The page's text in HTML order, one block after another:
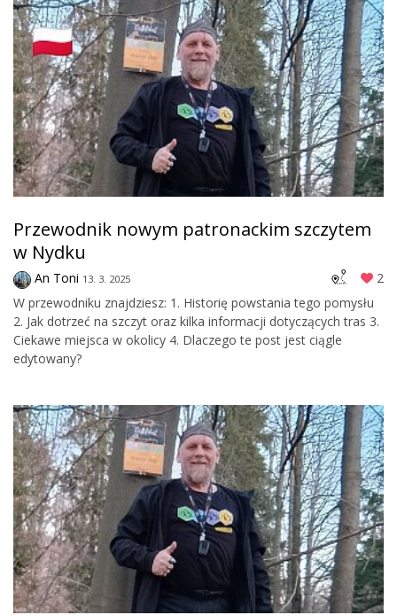
Przewodnik nowym patronackim szczytem
w Nydku
An Toni 13. 3. 2025
2
W przewodniku znajdziesz: 1. Historię powstania tego pomysłu
2. Jak dotrzeć na szczyt oraz kilka informacji dotyczących tras 3.
Ciekawe miejsca w okolicy 4. Dlaczego te post jest ciągle
edytowany?